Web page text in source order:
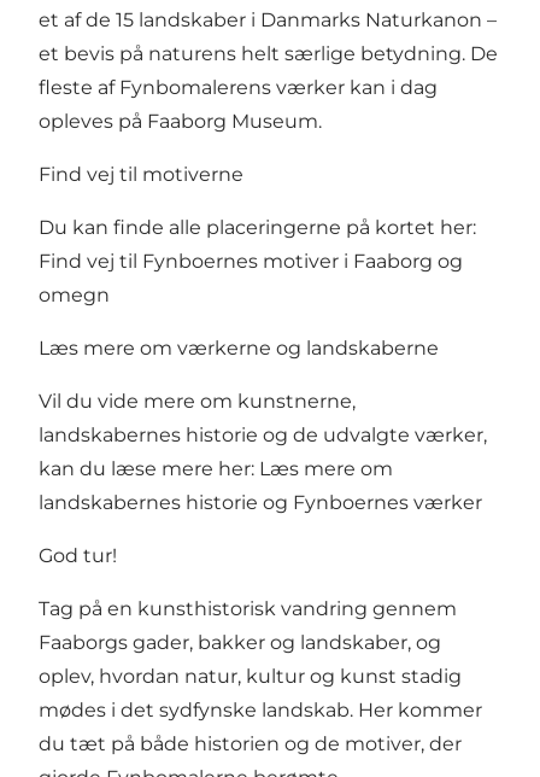
et af de 15 landskaber i Danmarks Naturkanon –
et bevis på naturens helt særlige betydning. De
fleste af Fynbomalerens værker kan i dag
opleves på Faaborg Museum.
Find vej til motiverne
Du kan finde alle placeringerne på kortet her:
Find vej til Fynboernes motiver i Faaborg og
omegn
Læs mere om værkerne og landskaberne
Vil du vide mere om kunstnerne,
landskabernes historie og de udvalgte værker,
kan du læse mere her: Læs mere om
landskabernes historie og Fynboernes værker
God tur!
Tag på en kunsthistorisk vandring gennem
Faaborgs gader, bakker og landskaber, og
oplev, hvordan natur, kultur og kunst stadig
mødes i det sydfynske landskab. Her kommer
du tæt på både historien og de motiver, der